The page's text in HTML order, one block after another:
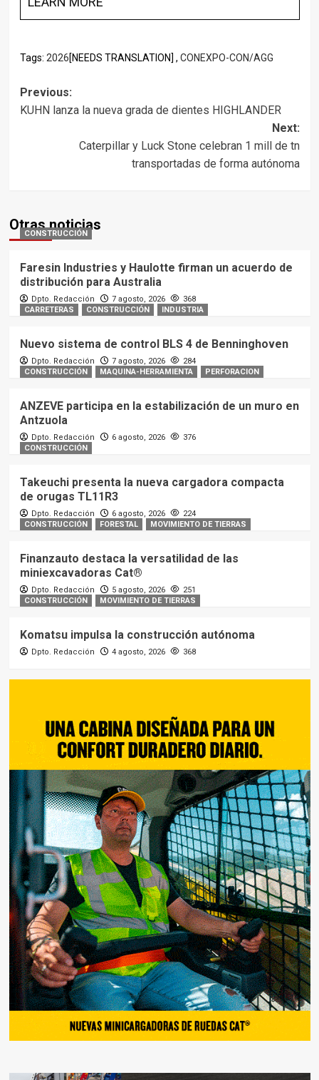
Tags: 2026[NEEDS TRANSLATION] , CONEXPO-CON/AGG
Post
Previous:
KUHN lanza la nueva grada de dientes HIGHLANDER
Next:
Caterpillar y Luck Stone celebran 1 mill de tn
transportadas de forma autónoma
Otras noticias
CONSTRUCCIÓN
Faresin Industries y Haulotte firman un acuerdo de
distribución para Australia
Dpto. Redacción 7 agosto, 2026
368
CARRETERAS
CONSTRUCCIÓN INDUSTRIA
Nuevo sistema de control BLS 4 de Benninghoven
Dpto. Redacción 7 agosto, 2026
284
CONSTRUCCIÓN
MAQUINA-HERRAMIENTA PERFORACION
ANZEVE participa en la estabilización de un muro en
Antzuola
Dpto. Redacción 6 agosto, 2026
376
CONSTRUCCIÓN
Takeuchi presenta la nueva cargadora compacta
de orugas TL11R3
Dpto. Redacción 6 agosto, 2026
224
CONSTRUCCIÓN
FORESTAL MOVIMIENTO DE TIERRAS
Finanzauto destaca la versatilidad de las
miniexcavadoras Cat®
Dpto. Redacción 5 agosto, 2026
251
CONSTRUCCIÓN
MOVIMIENTO DE TIERRAS
Komatsu impulsa la construcción autónoma
Dpto. Redacción 4 agosto, 2026 368